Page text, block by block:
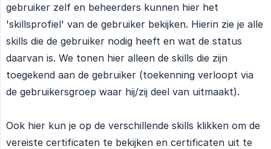
gebruiker zelf en beheerders kunnen hier het
'skillsprofiel' van de gebruiker bekijken. Hierin zie je alle
skills die de gebruiker nodig heeft en wat de status
daarvan is. We tonen hier alleen de skills die zijn
toegekend aan de gebruiker (toekenning verloopt via
de gebruikersgroep waar hij/zij deel van uitmaakt).
Ook hier kun je op de verschillende skills klikken om de
vereiste certificaten te bekijken en certificaten uit te